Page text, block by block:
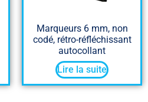
Marqueurs 6 mm, non
codé, rétro-réfléchissant
autocollant
Lire la suite